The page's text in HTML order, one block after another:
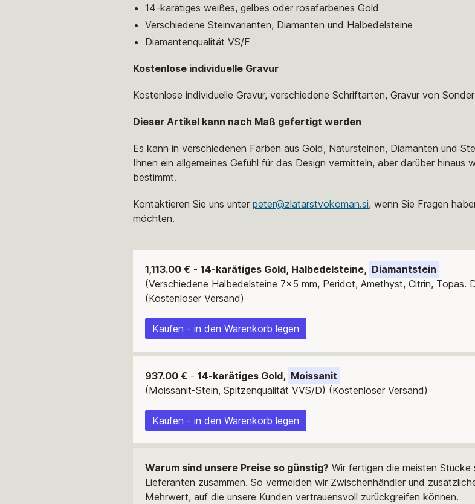
14-karätiges weißes, gelbes oder rosafarbenes Gold
Verschiedene Steinvarianten, Diamanten und Halbedelsteine
Diamantenqualität VS/F
Kostenlose individuelle Gravur
Kostenlose individuelle Gravur, verschiedene Schriftarten, Gravur von
Dieser Artikel kann nach Maß gefertigt werden
Es kann in verschiedenen Farben aus Gold, Natursteinen, Diamanten und
Ihnen ein allgemeines Gefühl für das Design vermitteln, aber darüber hinaus
bestimmt.
Kontaktieren Sie uns unter peter@zlatarstvokoman.si, wenn Sie Fragen
möchten.
1,113.00 € - 14-karätiges Gold, Halbedelsteine, Diamantstein
(Verschiedene Halbedelsteine 7x5 mm, Peridot, Amethyst, Citrin, Topas.
(Kostenloser Versand)
Kaufen - in den Warenkorb legen
937.00 € - 14-karätiges Gold, Moissanit
(Moissanit-Stein, Spitzenqualität VVS/D) (Kostenloser Versand)
Kaufen - in den Warenkorb legen
Warum sind unsere Preise so günstig? Wir fertigen die meisten
Lieferanten zusammen. So vermeiden wir Zwischenhändler und
Mehrwert, auf die unsere Kunden vertrauensvoll zurückgreifen können.